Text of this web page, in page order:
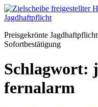
Zum
Inhalt
Preisgekrönte
Sofortbestätigung
Schlagwort:
fernalarm